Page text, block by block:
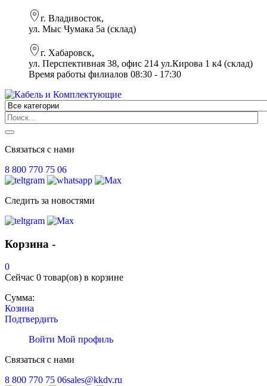
г. Владивосток,
ул. Мыс Чумака 5а (склад)
г. Хабаровск,
ул. Перспективная 38, офис 214 ул.Кирова 1 к4 (склад)
Время работы филиалов 08:30 - 17:30
Связаться с нами
8 800 770 75 06
Следить за новостями
Корзина -
0
Сейчас 0 товар(ов) в корзине
Сумма:
Козина
Подтвердить
Войти Мой профиль
Связаться с нами
8 800 770 75 06sales@kkdv.ru